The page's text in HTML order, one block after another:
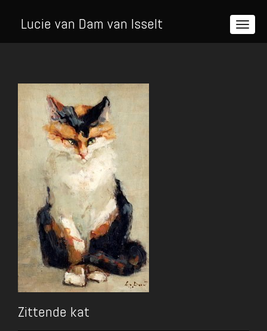
Lucie van Dam van Isselt
Zittende kat